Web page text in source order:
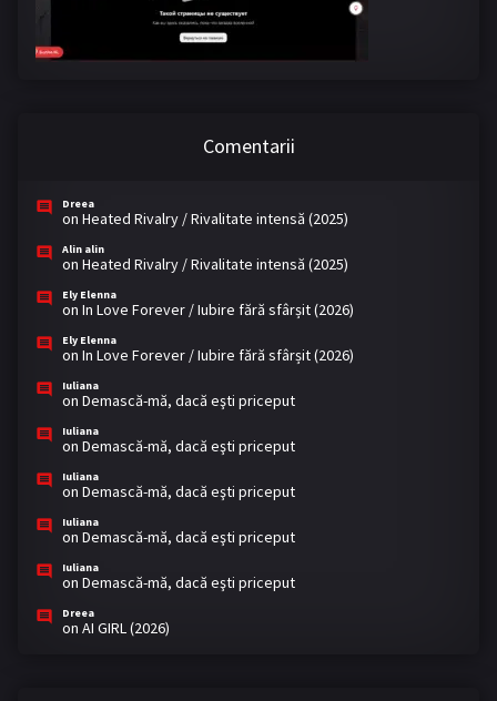
Comentarii
Dreea
on Heated Rivalry / Rivalitate intensă (2025)
Alin alin
on Heated Rivalry / Rivalitate intensă (2025)
Ely Elenna
on In Love Forever / Iubire fără sfârșit (2026)
Ely Elenna
on In Love Forever / Iubire fără sfârșit (2026)
Iuliana
on Demască-mă, dacă eşti priceput
Iuliana
on Demască-mă, dacă eşti priceput
Iuliana
on Demască-mă, dacă eşti priceput
Iuliana
on Demască-mă, dacă eşti priceput
Iuliana
on Demască-mă, dacă eşti priceput
Dreea
on AI GIRL (2026)